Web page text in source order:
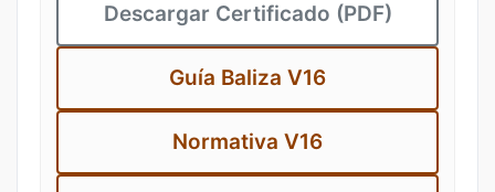
Descargar Certificado (PDF)
Guía Baliza V16
Normativa V16